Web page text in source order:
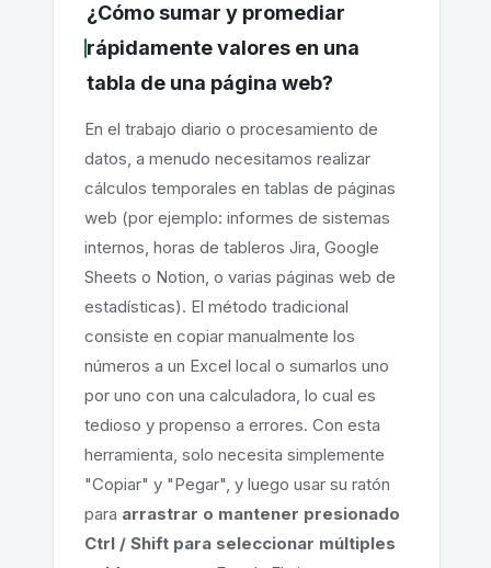
¿Cómo sumar y promediar
rápidamente valores en una
tabla de una página web?
En el trabajo diario o procesamiento de
datos, a menudo necesitamos realizar
cálculos temporales en tablas de páginas
web (por ejemplo: informes de sistemas
internos, horas de tableros Jira, Google
Sheets o Notion, o varias páginas web de
estadísticas). El método tradicional
consiste en copiar manualmente los
números a un Excel local o sumarlos uno
por uno con una calculadora, lo cual es
tedioso y propenso a errores. Con esta
herramienta, solo necesita simplemente
"Copiar" y "Pegar", y luego usar su ratón
para arrastrar o mantener presionado
Ctrl / Shift para seleccionar múltiples